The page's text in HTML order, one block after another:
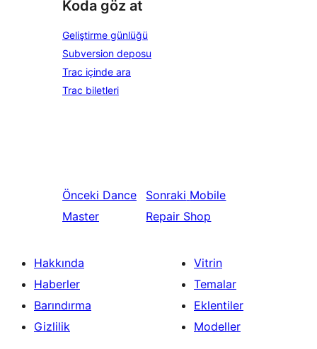
Koda göz at
Geliştirme günlüğü
Subversion deposu
Trac içinde ara
Trac biletleri
Önceki Dance
Master
Sonraki Mobile
Repair Shop
Hakkında
Haberler
Barındırma
Gizlilik
Vitrin
Temalar
Eklentiler
Modeller